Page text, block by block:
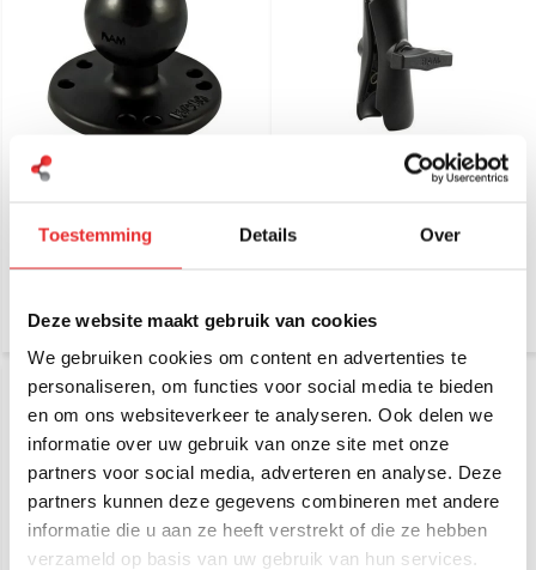
Toestemming Details Over
Deze website maakt gebruik van cookies
We gebruiken cookies om content en advertenties te
personaliseren, om functies voor social media te bieden
en om ons websiteverkeer te analyseren. Ook delen we
informatie over uw gebruik van onze site met onze
partners voor social media, adverteren en analyse. Deze
partners kunnen deze gegevens combineren met andere
informatie die u aan ze heeft verstrekt of die ze hebben
verzameld op basis van uw gebruik van hun services.
RAM Mount aluminium C-
kogel, ronde montage
RAM Mount RAM-201U
montage klemarm C-maat